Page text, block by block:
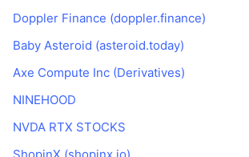
Số liệu thống kê NFT giá cao nhất
Tổng quan
Tỷ lệ tài trợ
Airdrop
Học & Kiếm tiền
Doppler Finance (doppler.finance)
Baby Asteroid (asteroid.today)
Axe Compute Inc (Derivatives)
NINEHOOD
NVDA RTX STOCKS